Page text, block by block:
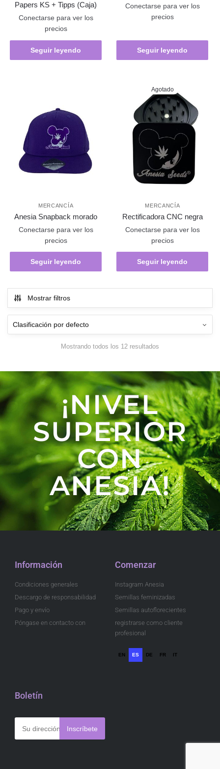
Papers KS + Tipps (Caja)
Conectarse para ver los
precios
Seguir leyendo
Conectarse para ver los
precios
Seguir leyendo
MERCANCÍA
Anesia Snapback morado
Conectarse para ver los
precios
Seguir leyendo
Agotado
MERCANCÍA
Rectificadora CNC negra
Conectarse para ver los
precios
Seguir leyendo
Mostrar filtros
Mostrando todos los 12 resultados
¡NIVEL
SUPERIOR
CON
ANESIA!
Información
Condiciones generales
Descargo de responsabilidad
Pago y envío
Póngase en contacto con
Comenzar
Instagram Anesia
Semillas feminizadas
Semillas autoflorecientes
registrarse como cliente
profesional
EN ES DE FR IT
Boletín